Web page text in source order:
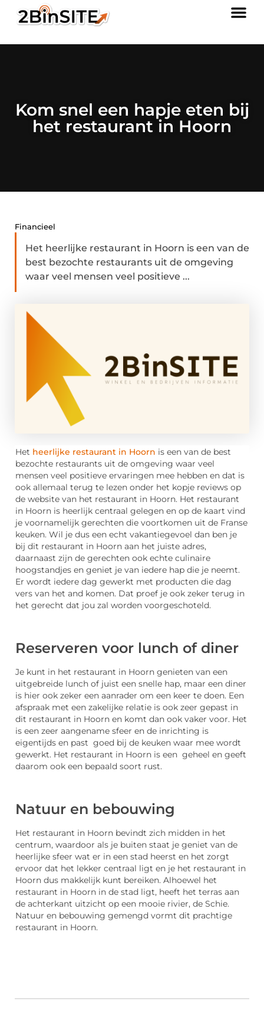
Kom snel een hapje eten bij
het restaurant in Hoorn
Financieel
Het heerlijke restaurant in Hoorn is een van de
best bezochte restaurants uit de omgeving
waar veel mensen veel positieve ...
Het heerlijke restaurant in Hoorn is een van de best
bezochte restaurants uit de omgeving waar veel
mensen veel positieve ervaringen mee hebben en dat is
ook allemaal terug te lezen onder het kopje reviews op
de website van het restaurant in Hoorn. Het restaurant
in Hoorn is heerlijk centraal gelegen en op de kaart vind
je voornamelijk gerechten die voortkomen uit de Franse
keuken. Wil je dus een echt vakantiegevoel dan ben je
bij dit restaurant in Hoorn aan het juiste adres,
daarnaast zijn de gerechten ook echte culinaire
hoogstandjes en geniet je van iedere hap die je neemt.
Er wordt iedere dag gewerkt met producten die dag
vers van het and komen. Dat proef je ook zeker terug in
het gerecht dat jou zal worden voorgeschoteld.
Reserveren voor lunch of diner
Je kunt in het restaurant in Hoorn genieten van een
uitgebreide lunch of juist een snelle hap, maar een diner
is hier ook zeker een aanrader om een keer te doen. Een
afspraak met een zakelijke relatie is ook zeer gepast in
dit restaurant in Hoorn en komt dan ook vaker voor. Het
is een zeer aangename sfeer en de inrichting is
eigentijds en past goed bij de keuken waar mee wordt
gewerkt. Het restaurant in Hoorn is een geheel en geeft
daarom ook een bepaald soort rust.
Natuur en bebouwing
Het restaurant in Hoorn bevindt zich midden in het
centrum, waardoor als je buiten staat je geniet van de
heerlijke sfeer wat er in een stad heerst en het zorgt
ervoor dat het lekker centraal ligt en je het restaurant in
Hoorn dus makkelijk kunt bereiken. Alhoewel het
restaurant in Hoorn in de stad ligt, heeft het terras aan
de achterkant uitzicht op een mooie rivier, de Schie.
Natuur en bebouwing gemengd vormt dit prachtige
restaurant in Hoorn.